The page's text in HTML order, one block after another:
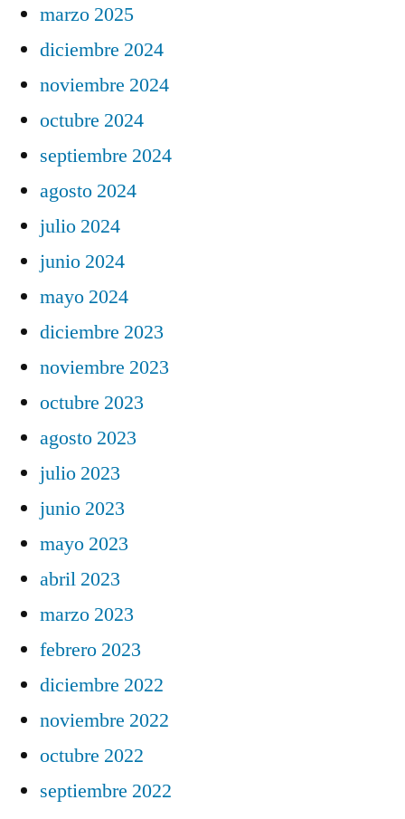
marzo 2025
diciembre 2024
noviembre 2024
octubre 2024
septiembre 2024
agosto 2024
julio 2024
junio 2024
mayo 2024
diciembre 2023
noviembre 2023
octubre 2023
agosto 2023
julio 2023
junio 2023
mayo 2023
abril 2023
marzo 2023
febrero 2023
diciembre 2022
noviembre 2022
octubre 2022
septiembre 2022